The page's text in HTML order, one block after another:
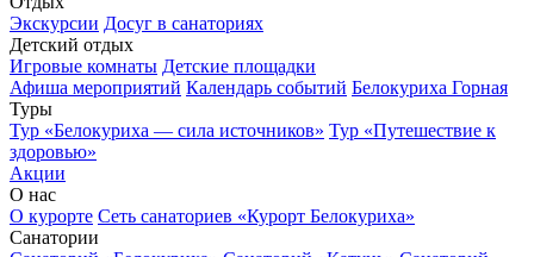
Экскурсии Досуг в санаториях
Детский отдых
Игровые комнаты Детские площадки
Афиша мероприятий Календарь событий Белокуриха Горная
Туры
Тур «Белокуриха — сила источников» Тур «Путешествие к
здоровью»
Акции
О нас
О курорте Сеть санаториев «Курорт Белокуриха»
Санатории